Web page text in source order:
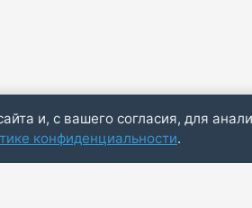
и, с вашего согласия, для
конфиденциальности.